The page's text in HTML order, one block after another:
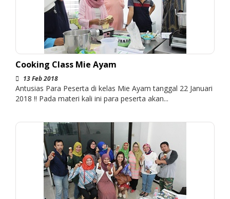
Cooking Class Mie Ayam
13 Feb 2018
Antusias Para Peserta di kelas Mie Ayam tanggal 22 Januari
2018 !! Pada materi kali ini para peserta akan...